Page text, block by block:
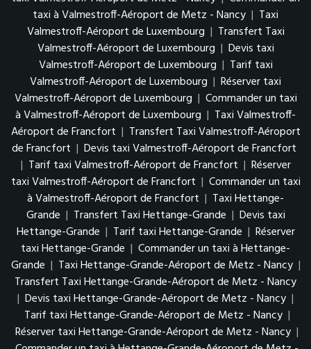
taxi à Valmestroff-Aéroport de Metz - Nancy | Taxi
Valmestroff-Aéroport de Luxembourg | Transfert Taxi
Valmestroff-Aéroport de Luxembourg | Devis taxi
Valmestroff-Aéroport de Luxembourg | Tarif taxi
Valmestroff-Aéroport de Luxembourg | Réserver taxi
Valmestroff-Aéroport de Luxembourg | Commander un taxi
à Valmestroff-Aéroport de Luxembourg | Taxi Valmestroff-
Aéroport de Francfort | Transfert Taxi Valmestroff-Aéroport
de Francfort | Devis taxi Valmestroff-Aéroport de Francfort
| Tarif taxi Valmestroff-Aéroport de Francfort | Réserver
taxi Valmestroff-Aéroport de Francfort | Commander un taxi
à Valmestroff-Aéroport de Francfort | Taxi Hettange-
Grande | Transfert Taxi Hettange-Grande | Devis taxi
Hettange-Grande | Tarif taxi Hettange-Grande | Réserver
taxi Hettange-Grande | Commander un taxi à Hettange-
Grande | Taxi Hettange-Grande-Aéroport de Metz - Nancy |
Transfert Taxi Hettange-Grande-Aéroport de Metz - Nancy
| Devis taxi Hettange-Grande-Aéroport de Metz - Nancy |
Tarif taxi Hettange-Grande-Aéroport de Metz - Nancy |
Réserver taxi Hettange-Grande-Aéroport de Metz - Nancy |